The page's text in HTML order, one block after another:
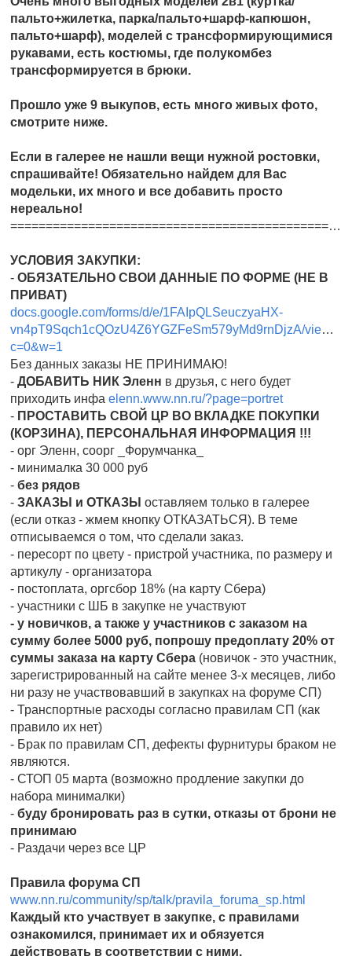
пальто+жилетка, парка/пальто+шарф-капюшон,
пальто+шарф), моделей с трансформирующимися
рукавами, есть костюмы, где полукомбез
трансформируется в брюки.
Прошло уже 9 выкупов, есть много живых фото,
смотрите ниже.
Если в галерее не нашли вещи нужной ростовки,
спрашивайте! Обязательно найдем для Вас
модельки, их много и все добавить просто
нереально!
=====================================================================================
УСЛОВИЯ ЗАКУПКИ:
- ОБЯЗАТЕЛЬНО СВОИ ДАННЫЕ ПО ФОРМЕ (НЕ В
ПРИВАТ)
docs.google.com/forms/d/e/1FAIpQLSeuczyaHX-
vn4pT9Sqch1cQOzU4Z6YGZFeSm579yMd9rnDjzA/
c=0&w=1
Без данных заказы НЕ ПРИНИМАЮ!
- ДОБАВИТЬ НИК Эленн в друзья, с него будет
приходить инфа elenn.www.nn.ru/?page=portret
- ПРОСТАВИТЬ СВОЙ ЦР ВО ВКЛАДКЕ ПОКУПКИ
(КОРЗИНА), ПЕРСОНАЛЬНАЯ ИНФОРМАЦИЯ !!!
- орг Эленн, соорг _Форумчанка_
- минималка 30 000 руб
- без рядов
- ЗАКАЗЫ и ОТКАЗЫ оставляем только в галерее
(если отказ - жмем кнопку ОТКАЗАТЬСЯ). В теме
отписываемся о том, что сделали заказ.
- пересорт по цвету - пристрой участника, по размеру и
артикулу - организатора
- постоплата, оргсбор 18% (на карту Сбера)
- участники с ШБ в закупке не участвуют
- у новичков, а также у участников с заказом на
сумму более 5000 руб, попрошу предоплату 20% от
суммы заказа на карту Сбера (новичок - это участник,
зарегистрированный на сайте менее 3-х месяцев, либо
ни разу не участвовавший в закупках на форуме СП)
- Транспортные расходы согласно правилам СП (как
правило их нет)
- Брак по правилам СП, дефекты фурнитуры браком не
являются.
- СТОП 05 марта (возможно продление закупки до
набора минималки)
- буду бронировать раз в сутки, отказы от брони не
принимаю
- Раздачи через все ЦР
Правила форума СП
www.nn.ru/community/sp/talk/pravila_foruma_sp.html
Каждый кто участвует в закупке, с правилами
ознакомился, принимает их и обязуется
действовать в соответствии с ними.